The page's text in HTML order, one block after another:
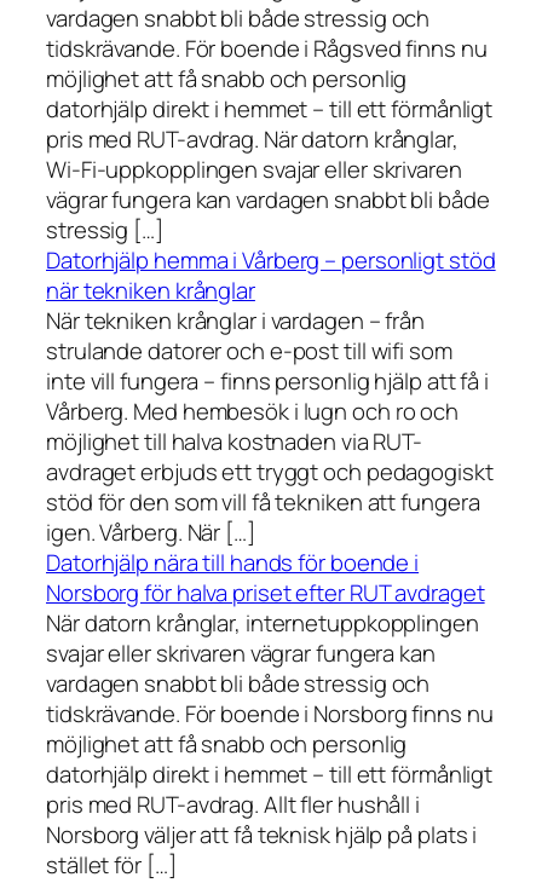
vardagen snabbt bli både stressig och
tidskrävande. För boende i Rågsved finns nu
möjlighet att få snabb och personlig
datorhjälp direkt i hemmet – till ett förmånligt
pris med RUT-avdrag. När datorn krånglar,
Wi-Fi-uppkopplingen svajar eller skrivaren
vägrar fungera kan vardagen snabbt bli både
stressig […]
Datorhjälp hemma i Vårberg – personligt stöd
när tekniken krånglar
När tekniken krånglar i vardagen – från
strulande datorer och e-post till wifi som
inte vill fungera – finns personlig hjälp att få i
Vårberg. Med hembesök i lugn och ro och
möjlighet till halva kostnaden via RUT-
avdraget erbjuds ett tryggt och pedagogiskt
stöd för den som vill få tekniken att fungera
igen. Vårberg. När […]
Datorhjälp nära till hands för boende i
Norsborg för halva priset efter RUT avdraget
När datorn krånglar, internetuppkopplingen
svajar eller skrivaren vägrar fungera kan
vardagen snabbt bli både stressig och
tidskrävande. För boende i Norsborg finns nu
möjlighet att få snabb och personlig
datorhjälp direkt i hemmet – till ett förmånligt
pris med RUT-avdrag. Allt fler hushåll i
Norsborg väljer att få teknisk hjälp på plats i
stället för […]